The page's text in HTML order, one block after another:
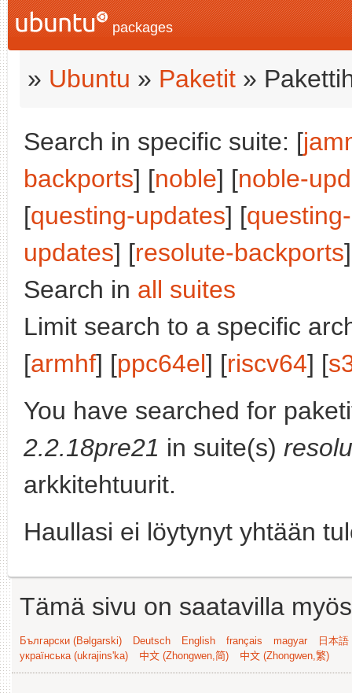
packages
» Ubuntu » Paketit »
Search in specific suite: [
backports] [noble] [noble-
[questing-updates] [
updates] [resolute-backports
Search in all suites
Limit search to a specific
[armhf] [ppc64el] [riscv64] [
You have searched for
2.2.18pre21 in suite(s)
arkkitehtuurit.
Haullasi ei löytynyt yhtään
Tämä sivu on saatavilla
Български (Bəlgarski) Deutsch English français magyar
日本
українська (ukrajins'ka)
中文 (Zhongwen,简) 中文 (Zhongwen,繁)